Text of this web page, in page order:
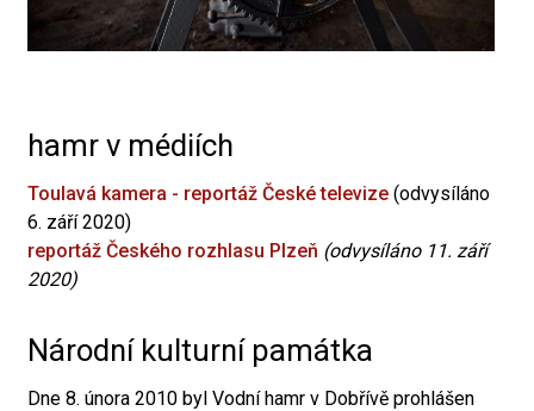
hamr v médiích
Toulavá kamera - reportáž České televize (odvysíláno
6. září 2020)
reportáž Českého rozhlasu Plzeň (odvysíláno 11. září
2020)
Národní kulturní památka
Dne 8. února 2010 byl Vodní hamr v Dobřívě prohlášen